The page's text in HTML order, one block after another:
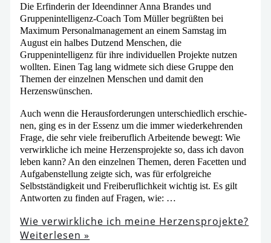
Die Erfinderin der Ideendinner Anna Brandes und
Gruppenintelligenz-Coach Tom Müller begrüß­ten bei
Maximum Personalmanagement an einem Samstag im
August ein hal­bes Dutzend Menschen, die
Gruppenintelligenz für ihre indi­vi­du­el­len Projekte nut­zen
woll­ten. Einen Tag lang wid­me­te sich die­se Gruppe den
Themen der ein­zel­nen Menschen und damit den
Herzenswünschen.
Auch wenn die Herausforderungen unter­schied­lich erschie­
nen, ging es in der Essenz um die immer wie­der­keh­ren­den
Frage, die sehr vie­le frei­be­ruf­lich Arbeitende bewegt: Wie
ver­wirk­li­che ich mei­ne Herzensprojekte so, dass ich davon
leben kann? An den ein­zel­nen Themen, deren Facetten und
Aufgabenstellung zeig­te sich, was für erfolg­rei­che
Selbstständigkeit und Freiberuflichkeit wich­tig ist. Es gilt
Antworten zu fin­den auf Fragen, wie: …
Wie ver­wirk­li­che ich mei­ne Herzensprojekte?
Weiterlesen »